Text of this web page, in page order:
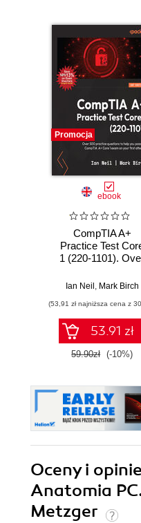
Promocja
ebook
CompTIA A+
Practice Test
1 (220-1101).
questions to help
CompTIA A+ Core
1 exam on your
first attempt
Ian Neil Mark Birch
(53,91 zł najniższa cena z
53.91 zł
59.90zł (-10%)
Oceny i
Anatomia
Metzger